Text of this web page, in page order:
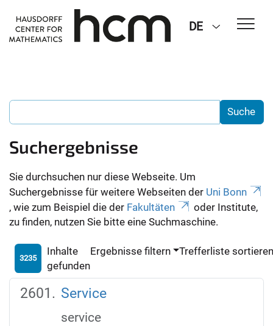
DE
Suchergebnisse
Sie durchsuchen nur diese Webseite. Um
Suchergebnisse für weitere Webseiten der Uni Bonn
, wie zum Beispiel die der Fakultäten
oder Institute,
zu finden, nutzen Sie bitte eine Suchmaschine.
3235
Inhalte
gefunden
Ergebnisse filtern Trefferliste
Service
service